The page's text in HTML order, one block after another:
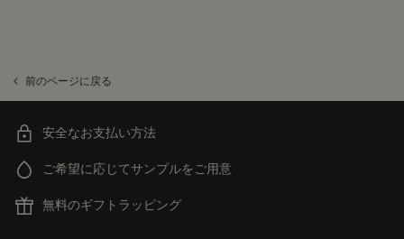
前のページに戻る
安全なお支払い方法
ご希望に応じてサンプルをご用意
無料のギフトラッピング